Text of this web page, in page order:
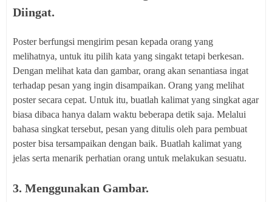
Diingat.
Poster berfungsi mengirim pesan kepada orang yang
melihatnya, untuk itu pilih kata yang singakt tetapi berkesan.
Dengan melihat kata dan gambar, orang akan senantiasa ingat
terhadap pesan yang ingin disampaikan. Orang yang melihat
poster secara cepat. Untuk itu, buatlah kalimat yang singkat agar
biasa dibaca hanya dalam waktu beberapa detik saja. Melalui
bahasa singkat tersebut, pesan yang ditulis oleh para pembuat
poster bisa tersampaikan dengan baik. Buatlah kalimat yang
jelas serta menarik perhatian orang untuk melakukan sesuatu.
3. Menggunakan Gambar.